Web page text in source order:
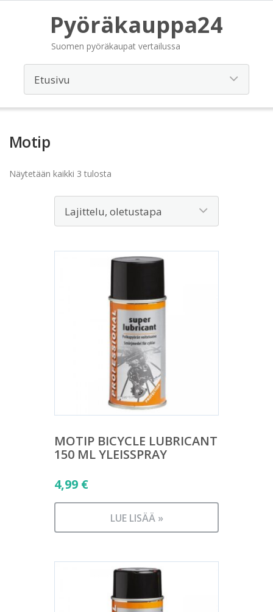
Pyöräkauppa24
Suomen pyöräkaupat vertailussa
Motip
Näytetään kaikki 3 tulosta
MOTIP BICYCLE LUBRICANT
150 ML YLEISSPRAY
4,99 €
LUE LISÄÄ »